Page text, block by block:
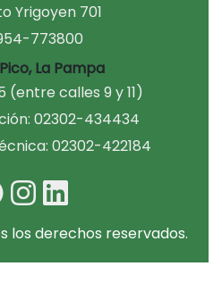
Yrigoyen 701
773800
La Pampa
(entre calles 9 y 11)
02302-434434
02302-422184
los derechos reservados.